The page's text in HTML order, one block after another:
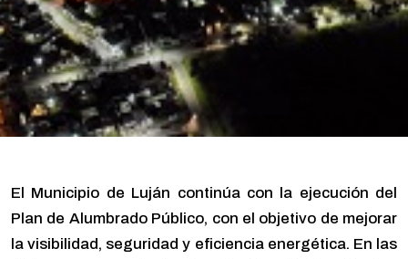
El Municipio de Luján continúa con la ejecución del
Plan de Alumbrado Público, con el objetivo de mejorar
la visibilidad, seguridad y eficiencia energética. En las